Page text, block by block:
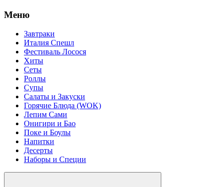
Меню
Завтраки
Италия Спешл
Фестиваль Лосося
Хиты
Сеты
Роллы
Супы
Салаты и Закуски
Горячие Блюда (WOK)
Лепим Сами
Онигири и Бао
Поке и Боулы
Напитки
Десерты
Наборы и Специи